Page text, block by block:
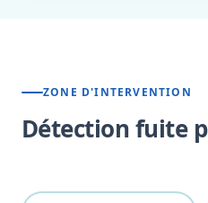
ZONE D'INTERVENTION
Détection fuite